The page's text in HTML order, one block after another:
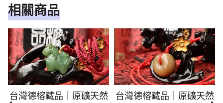
相關商品
台灣德榕藏品｜原礦天然
台灣德榕藏品｜原礦天然